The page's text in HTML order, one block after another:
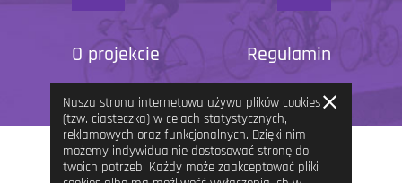
O projekcie Regulamin
Nasza strona internetowa używa plików cookies
(tzw. ciasteczka) w celach statystycznych,
reklamowych oraz funkcjonalnych. Dzięki nim
możemy indywidualnie dostosować stronę do
twoich potrzeb. Każdy może zaakceptować pliki